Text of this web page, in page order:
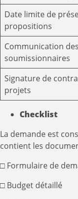
Date limite de
propositions
Communication
soumissionnaires
Signature de
projets
Checklist
La demande est
contient les
□ Formulaire de
□ Budget détaillé